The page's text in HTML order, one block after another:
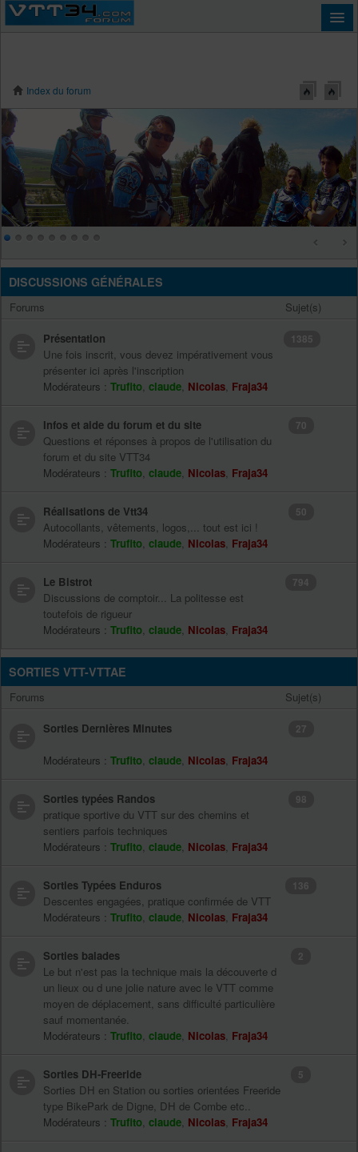
Index du forum
DISCUSSIONS GÉNÉRALES
Forums Sujet(s)
Présentation
Une fois inscrit, vous devez impérativement vous
présenter ici après l'inscription
Modérateurs : Trufito, claude, Nicolas, Fraja34
1385
Infos et aide du forum et du site
Questions et réponses à propos de l'utilisation du
forum et du site VTT34
Modérateurs : Trufito, claude, Nicolas, Fraja34
70
Réalisations de Vtt34
Autocollants, vêtements, logos,... tout est ici !
Modérateurs : Trufito, claude, Nicolas, Fraja34
50
Le Bistrot
Discussions de comptoir... La politesse est
toutefois de rigueur
Modérateurs : Trufito, claude, Nicolas, Fraja34
794
SORTIES VTT-VTTAE
Forums Sujet(s)
Sorties Dernières Minutes
Modérateurs : Trufito, claude, Nicolas, Fraja34
27
Sorties typées Randos
pratique sportive du VTT sur des chemins et
sentiers parfois techniques
Modérateurs : Trufito, claude, Nicolas, Fraja34
98
Sorties Typées Enduros
Descentes engagées, pratique confirmée de VTT
Modérateurs : Trufito, claude, Nicolas, Fraja34
136
Sorties balades
Le but n'est pas la technique mais la découverte d
un lieux ou d une jolie nature avec le VTT comme
moyen de déplacement, sans difficulté particulière
sauf momentanée.
Modérateurs : Trufito, claude, Nicolas, Fraja34
2
Sorties DH-Freeride
Sorties DH en Station ou sorties orientées Freeride
type BikePark de Digne, DH de Combe etc..
Modérateurs : Trufito, claude, Nicolas, Fraja34
5